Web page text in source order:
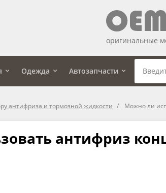
оригинальные
Одежда Автозапчасти
антифриза и тормозной жидкости Можно ли
антифриз